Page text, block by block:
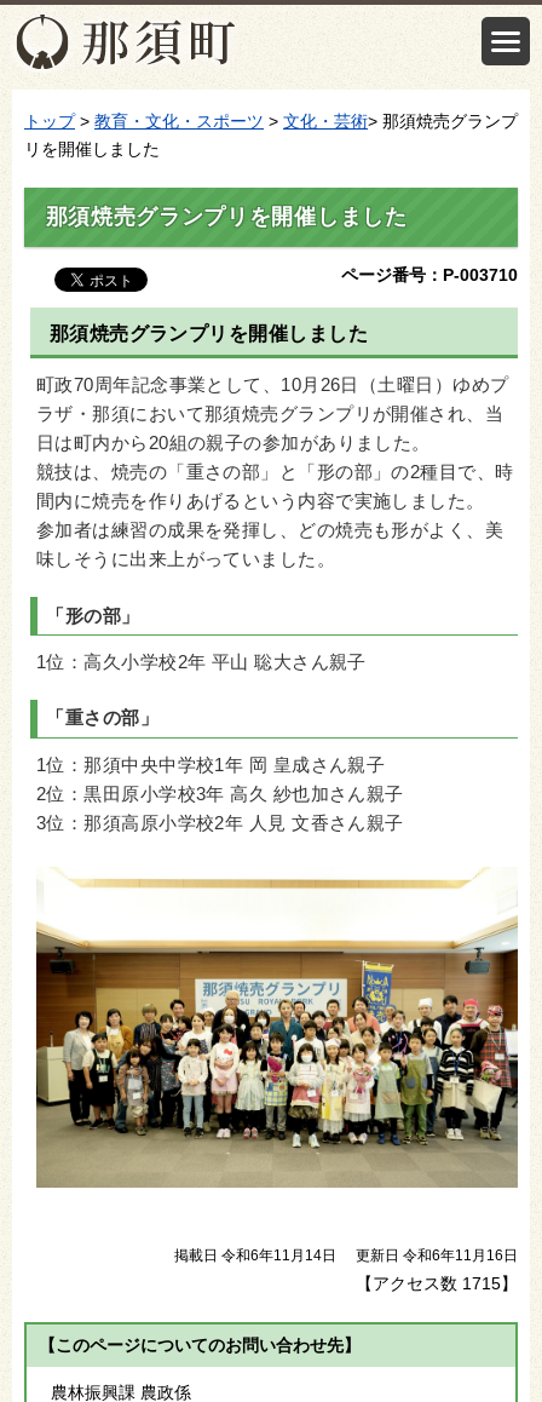
トップ> 教育・文化・スポーツ > 文化・芸術> 那須焼売グランプ
リを開催しました
那須焼売グランプリを開催しました
ページ番号：P-003710
那須焼売グランプリを開催しました
町政70周年記念事業として、10月26日（土曜日）ゆめプ
ラザ・那須において那須焼売グランプリが開催され、当
日は町内から20組の親子の参加がありました。
競技は、焼売の「重さの部」と「形の部」の2種目で、時
間内に焼売を作りあげるという内容で実施しました。
参加者は練習の成果を発揮し、どの焼売も形がよく、美
味しそうに出来上がっていました。
「形の部」
1位：高久小学校2年 平山 聡大さん親子
「重さの部」
1位：那須中央中学校1年 岡 皇成さん親子
2位：黒田原小学校3年 高久 紗也加さん親子
3位：那須高原小学校2年 人見 文香さん親子
掲載日 令和6年11月14日 更新日 令和6年11月16日
【アクセス数 1715】
【このページについてのお問い合わせ先】
農林振興課 農政係